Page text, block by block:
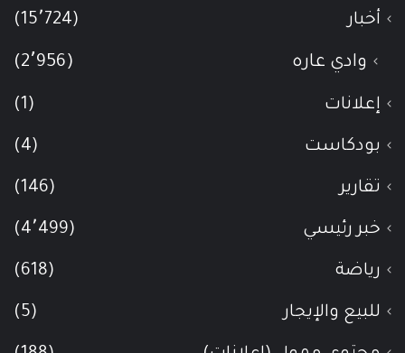
أخبار (15٬724)
وادي عاره (2٬956)
إعلانات (1)
بودكاست (4)
تقارير (146)
خبر رئيسي (4٬499)
رياضة (618)
للبيع والإيجار (5)